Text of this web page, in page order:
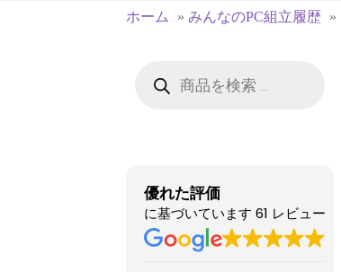
ッ
ホーム »みんなのPC組立履歴 »
優れた評価
に基づいています 61 レビュー